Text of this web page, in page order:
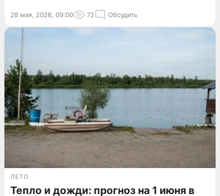
28 мая, 2026, 09:00 72 Обсудить
ЛЕТО
Тепло и дожди: прогноз на 1 июня в